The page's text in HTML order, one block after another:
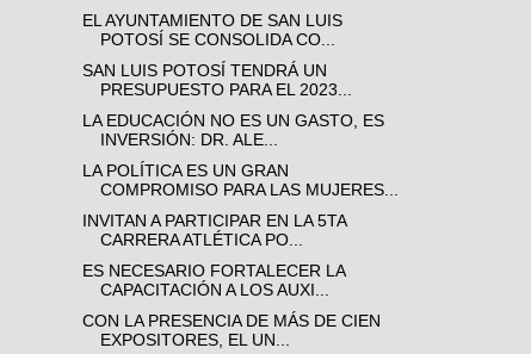
EL AYUNTAMIENTO DE SAN LUIS
POTOSÍ SE CONSOLIDA CO...
SAN LUIS POTOSÍ TENDRÁ UN
PRESUPUESTO PARA EL 2023...
LA EDUCACIÓN NO ES UN GASTO, ES
INVERSIÓN: DR. ALE...
LA POLÍTICA ES UN GRAN
COMPROMISO PARA LAS MUJERES...
INVITAN A PARTICIPAR EN LA 5TA
CARRERA ATLÉTICA PO...
ES NECESARIO FORTALECER LA
CAPACITACIÓN A LOS AUXI...
CON LA PRESENCIA DE MÁS DE CIEN
EXPOSITORES, EL UN...